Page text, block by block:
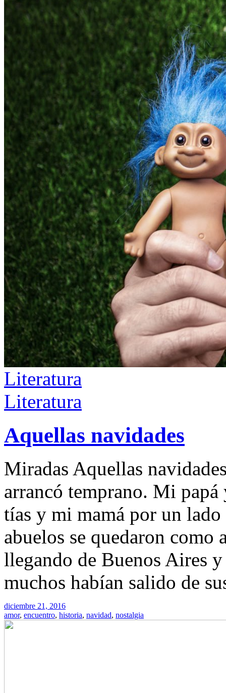
Literatura
Literatura
Aquellas navidades
Miradas Aquellas
arrancó temprano. Mi
tías y mi mamá por un
abuelos se quedaron
llegando de Buenos Aires
muchos habían salido de
diciembre 21, 2016
amor, encuentro, historia, navidad, nostalgia